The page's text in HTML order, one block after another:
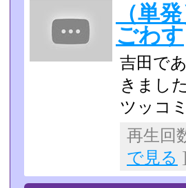
（単
ごわす
吉田で
きました
ツッコ
再生
で見る ]